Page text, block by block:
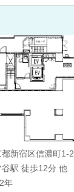
都新宿区信濃町1-2
谷駅 徒歩12分 他
年